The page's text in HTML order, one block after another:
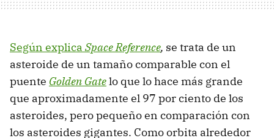
Según explica Space Reference, se trata de un
asteroide de un tamaño comparable con el
puente Golden Gatelo que lo hace más grande
que aproximadamente el 97 por ciento de los
asteroides, pero pequeño en comparación con
los asteroides gigantes. Como orbita alrededor